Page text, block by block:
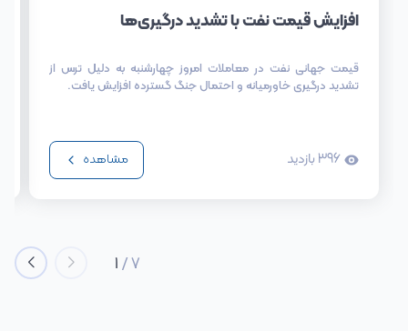
افزایش قیمت نفت با تشدید درگیری‌ها
قیمت جهانی نفت در معاملات امروز چهارشنبه به دلیل ترس از
تشدید درگیری خاورمیانه و احتمال جنگ گسترده افزایش یافت.
396 بازدید مشاهده
1/7